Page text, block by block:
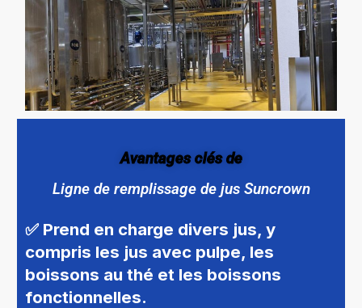
Avantages clés de
Ligne de remplissage de jus Suncrown
✅ Prend en charge divers jus, y
compris les jus avec pulpe, les
boissons au thé et les boissons
fonctionnelles.